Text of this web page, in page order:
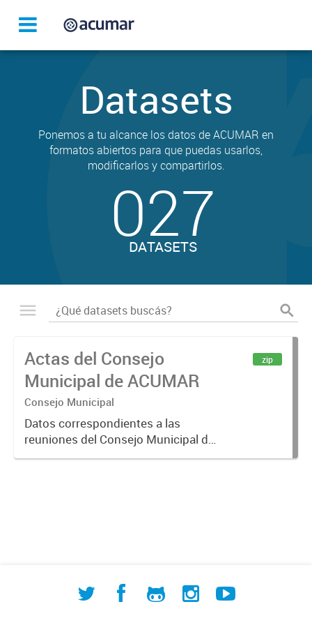
Datasets
Ponemos a tu alcance los datos de ACUMAR en
formatos abiertos para que puedas usarlos,
modificarlos y compartirlos.
027
DATASETS
Actas del Consejo
Municipal de ACUMAR
Consejo Municipal
Datos correspondientes a las
reuniones del Consejo Municipal de
ACUMAR, celebradas en 2007 y
zip